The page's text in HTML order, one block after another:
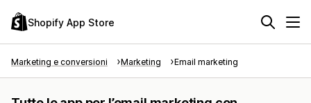
Shopify App Store
Marketing e conversioni Marketing Email marketing